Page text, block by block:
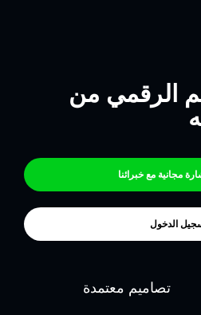
الرقمي من
مجانية مع خبرائنا
الدخول
تصاميم معتمدة